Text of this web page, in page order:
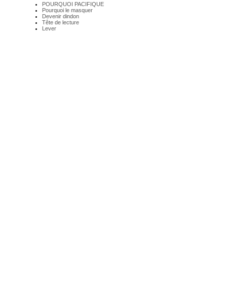
POURQUOI PACIFIQUE
Pourquoi le masquer
Devenir dindon
Tête de lecture
Lever